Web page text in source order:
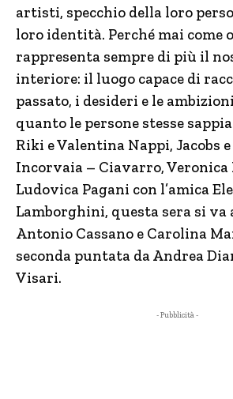
artisti, specchio della loro
loro identità. Perché mai come
rappresenta sempre di più il
interiore: il luogo capace di
passato, i desideri e le
quanto le persone stesse
Riki e Valentina Nappi, Jacobs
Incorvaia – Ciavarro, Veronica
Ludovica Pagani con l’amica
Lamborghini, questa sera si va
Antonio Cassano e Carolina
seconda puntata da Andrea
Visari.
- Pubblicità -